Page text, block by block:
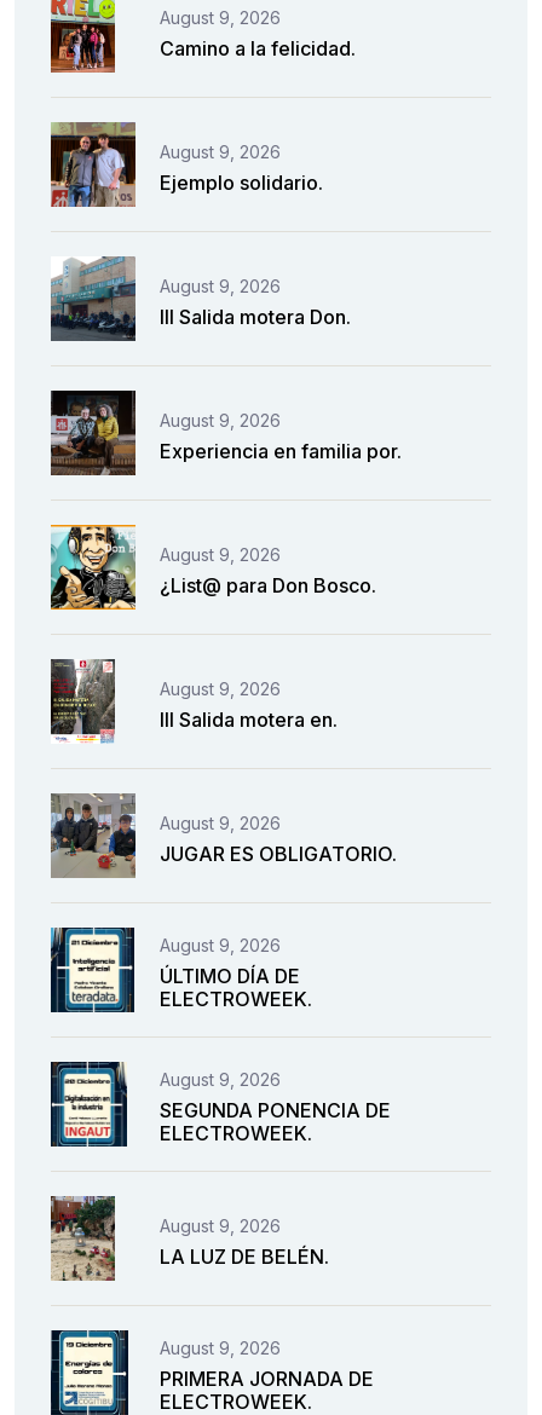
August 9, 2026
Camino a la felicidad.
August 9, 2026
Ejemplo solidario.
August 9, 2026
III Salida motera Don.
August 9, 2026
Experiencia en familia por.
August 9, 2026
¿List@ para Don Bosco.
August 9, 2026
III Salida motera en.
August 9, 2026
JUGAR ES OBLIGATORIO.
August 9, 2026
ÚLTIMO DÍA DE
ELECTROWEEK.
August 9, 2026
SEGUNDA PONENCIA DE
ELECTROWEEK.
August 9, 2026
LA LUZ DE BELÉN.
August 9, 2026
PRIMERA JORNADA DE
ELECTROWEEK.